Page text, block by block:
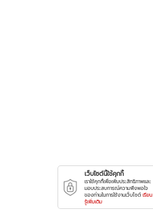
เว็บไซต์นี้ใช้คุกกี้
เราใช้คุกกี้เพื่อเพิ่มประสิทธิภาพและ
มอบประสบการณ์ความพึงพอใจ
ของท่านในการใช้งานเว็บไซต์ เรียน
รู้เพิ่มเติม